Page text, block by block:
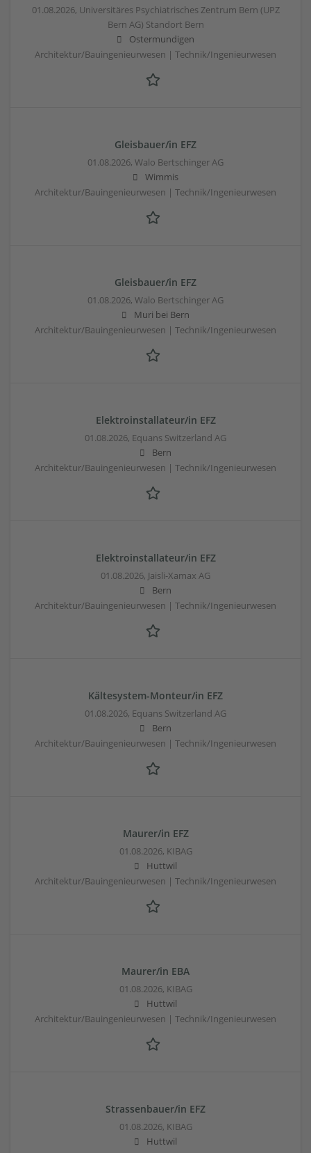
01.08.2026, Universitäres Psychiatrisches Zentrum Bern (UPZ
Bern AG) Standort Bern
Ostermundigen
Architektur/Bauingenieurwesen | Technik/Ingenieurwesen
Gleisbauer/in EFZ
01.08.2026, Walo Bertschinger AG
Wimmis
Architektur/Bauingenieurwesen | Technik/Ingenieurwesen
Gleisbauer/in EFZ
01.08.2026, Walo Bertschinger AG
Muri bei Bern
Architektur/Bauingenieurwesen | Technik/Ingenieurwesen
Elektroinstallateur/in EFZ
01.08.2026, Equans Switzerland AG
Bern
Architektur/Bauingenieurwesen | Technik/Ingenieurwesen
Elektroinstallateur/in EFZ
01.08.2026, Jaisli-Xamax AG
Bern
Architektur/Bauingenieurwesen | Technik/Ingenieurwesen
Kältesystem-Monteur/in EFZ
01.08.2026, Equans Switzerland AG
Bern
Architektur/Bauingenieurwesen | Technik/Ingenieurwesen
Maurer/in EFZ
01.08.2026, KIBAG
Huttwil
Architektur/Bauingenieurwesen | Technik/Ingenieurwesen
Maurer/in EBA
01.08.2026, KIBAG
Huttwil
Architektur/Bauingenieurwesen | Technik/Ingenieurwesen
Strassenbauer/in EFZ
01.08.2026, KIBAG
Huttwil